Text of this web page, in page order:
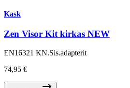
Kask
Zen Visor Kit kirkas NEW
EN16321 KN.Sis.adapterit
74,95 €